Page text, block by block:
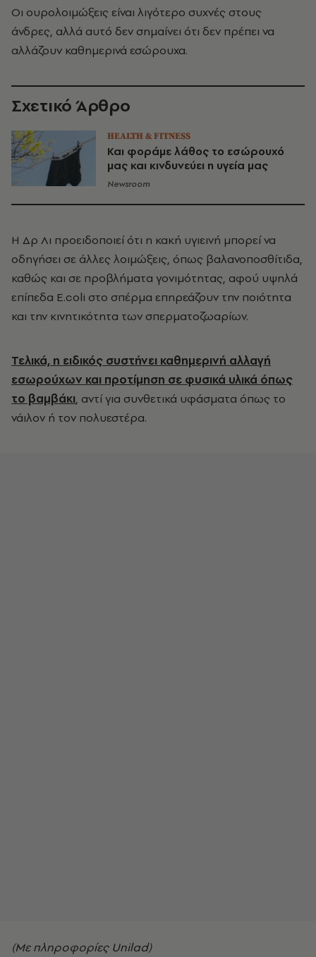
Οι ουρολοιμώξεις είναι λιγότερο συχνές στους
άνδρες, αλλά αυτό δεν σημαίνει ότι δεν πρέπει να
αλλάζουν καθημερινά εσώρουχα.
Σχετικό Άρθρο
HEALTH & FITNESS
Και φοράμε λάθος το εσώρουχό
μας και κινδυνεύει η υγεία μας
Newsroom
Η Δρ Λι προειδοποιεί ότι η κακή υγιεινή μπορεί να
οδηγήσει σε άλλες λοιμώξεις, όπως βαλανοποσθίτιδα,
καθώς και σε προβλήματα γονιμότητας, αφού υψηλά
επίπεδα E.coli στο σπέρμα επηρεάζουν την ποιότητα
και την κινητικότητα των σπερματοζωαρίων.
Τελικά, η ειδικός συστήνει καθημερινή αλλαγή
εσωρούχων και προτίμηση σε φυσικά υλικά όπως
το βαμβάκι, αντί για συνθετικά υφάσματα όπως το
νάιλον ή τον πολυεστέρα.
(Με πληροφορίες Unilad)